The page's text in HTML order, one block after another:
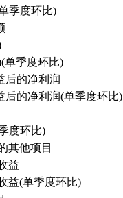
季度环比)
单季度环比)
后的净利润
后的净利润(单季度环比)
度环比)
其他项目
益
益(单季度环比)